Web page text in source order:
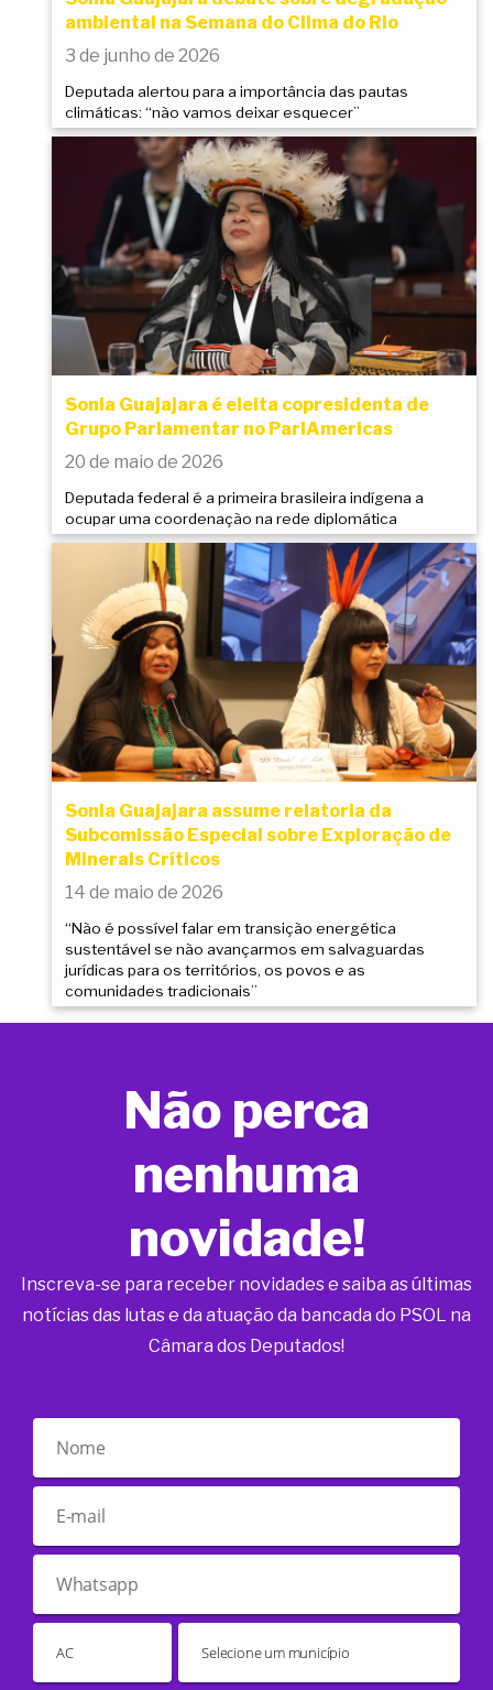
ambiental na Semana do Clima do Rio
3 de junho de 2026
Deputada alertou para a importância das pautas
climáticas: “não vamos deixar esquecer”
Sonia Guajajara é eleita copresidenta de
Grupo Parlamentar no ParlAmericas
20 de maio de 2026
Deputada federal é a primeira brasileira indígena a
ocupar uma coordenação na rede diplomática
Sonia Guajajara assume relatoria da
Subcomissão Especial sobre Exploração de
Minerais Críticos
14 de maio de 2026
“Não é possível falar em transição energética
sustentável se não avançarmos em salvaguardas
jurídicas para os territórios, os povos e as
comunidades tradicionais”
Não perca
nenhuma
novidade!
Inscreva-se para receber novidades e saiba as últimas
notícias das lutas e da atuação da bancada do PSOL na
Câmara dos Deputados!